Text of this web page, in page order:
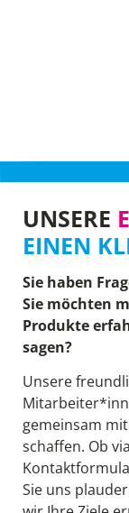
UNSERE
EINEN
Sie haben
Sie möchten
Produkte
sagen?
Unsere
gemeinsam
schaffen. Ob
Sie uns